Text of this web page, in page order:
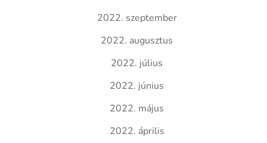
2022. szeptember
2022. augusztus
2022. július
2022. június
2022. május
2022. április